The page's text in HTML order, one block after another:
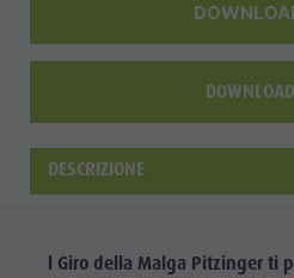
DESCRIZIONE
l Giro della Malga Pitzinger ti